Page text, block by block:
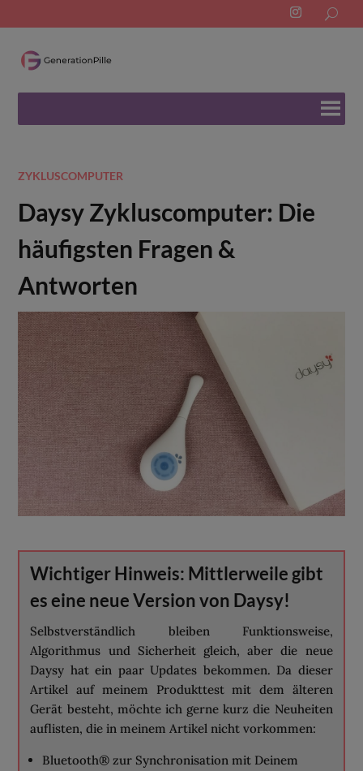
for:
ZYKLUSCOMPUTER
Daysy Zykluscomputer: Die
häufigsten Fragen &
Antworten
Wichtiger Hinweis: Mittlerweile gibt
es eine neue Version von Daysy!
Selbstverständlich bleiben Funktionsweise,
Algorithmus und Sicherheit gleich, aber die neue
Daysy hat ein paar Updates bekommen. Da dieser
Artikel auf meinem Produkttest mit dem älteren
Gerät besteht, möchte ich gerne kurz die Neuheiten
auflisten, die in meinem Artikel nicht vorkommen:
Bluetooth® zur Synchronisation mit Deinem